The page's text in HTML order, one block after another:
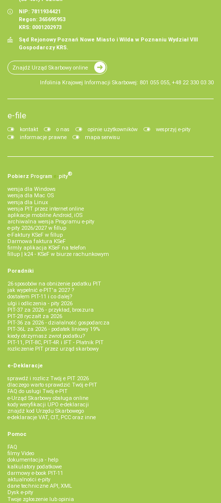
NIP: 7811934421
Regon: 365695953
KRS: 0001202973
Sąd Rejonowy Poznań Nowe Miasto i Wilda w Poznaniu Wydział VIII
Gospodarczy KRS.
Znajdź Urząd Skarbowy online
Infolinia Krajowej Informacji Skarbowej: 801 055 055, +48 22 330 03 30
e-file
kontakt o nas opinie użytkowników
wesprzyj e-pity
informacje prawne
mapa serwisu
Pobierz Program e‑pity®
wersja dla Windows
wersja dla Mac OS
wersja dla Linux
wersja PIT przez internet online
aplikacje mobilne Android, iOS
archiwalna wersja Programu e-pity
e-pity 2026/2027 w fillup
e‑Faktury KSeF w fillup
Darmowa faktura KSeF
firmly aplikacja KSeF na telefon
fillup | k24 - KSeF w biurze rachunkowym
Poradniki
26 sposobów na obniżenie podatku PIT
jak wypełnić e-PIT'a 2027 ?
dostałem PIT-11 i co dalej?
ulgi i odliczenia - pity 2026
PIT-37 za 2026 - przykład, broszura
PIT-28 ryczałt za 2026
PIT-36 za 2026 - działalność gospodarcza
PIT-36L za 2026 - podatek liniowy 19%
kiedy otrzymasz zwrot podatku?
PIT-11, PIT-8C, PIT-4R i IFT - Płatnik PIT
rozliczenie PIT przez urząd skarbowy
e-Deklaracje
sprawdź i rozlicz Twój e PIT 2026
dlaczego warto sprawdzić Twój e-PIT
FAQ do usługi Twój e-PIT
e-Urząd Skarbowy obsługa online
kody weryfikacji UPO e-deklaracji
znajdź kod Urzędu Skarbowego
e-deklaracje VAT, CIT, PCC oraz inne
Pomoc
FAQ
filmy Video
dokumentacja - help
kalkulatory podatkowe
darmowy e-book PIT-11
aktualności e-pity
dane techniczne API, XML
Dysk e-pity
Twoje zgłoszenie lub opinia